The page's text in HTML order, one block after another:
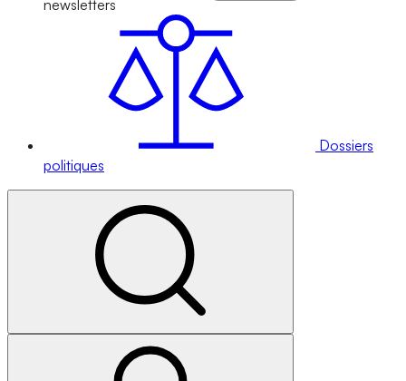
newsletters
Dossiers
politiques